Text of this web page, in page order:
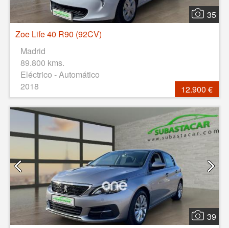
35
Zoe Life 40 R90 (92CV)
Madrid
89.800 kms.
Eléctrico - Automático
2018
12.900 €
39